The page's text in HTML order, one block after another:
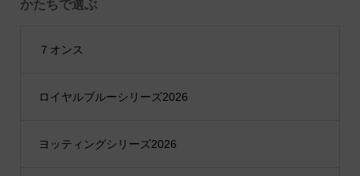
かたちで選ぶ
７オンス
ロイヤルブルーシリーズ2026
ヨッティングシリーズ2026